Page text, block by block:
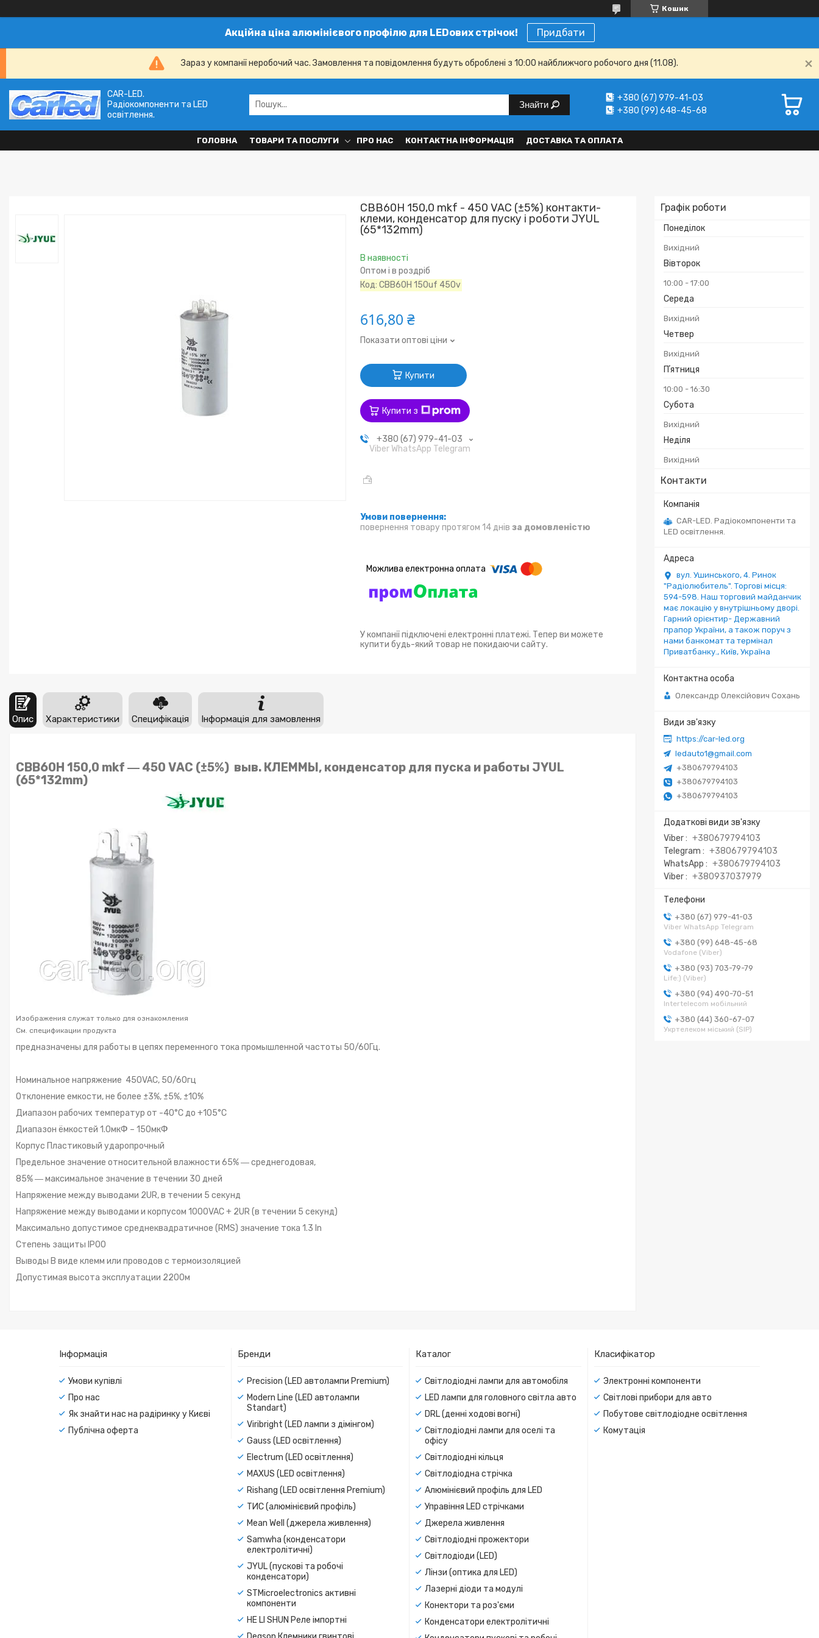
Кошик
Акційна ціна алюмінієвого профілю для LEDових стрічок! Придбати
Зараз у компанії неробочий час. Замовлення та повідомлення будуть оброблені з 10:00 найближчого робочого дня (11.08).
CAR-LED.
Радіокомпоненти та LED
освітлення.
Знайти
+380 (67) 979-41-03
+380 (99) 648-45-68
ГОЛОВНА ТОВАРИ ТА ПОСЛУГИ ПРО НАС КОНТАКТНА ІНФОРМАЦІЯ ДОСТАВКА ТА ОПЛАТА
Графік роботи
Понеділок
Вихідний
Вівторок
10:00 17:00
Середа
Вихідний
Четвер
Вихідний
Пʼятниця
10:00 16:30
Субота
Вихідний
Неділя
Вихідний
Контакти
CAR-LED. Радіокомпоненти та
LED освітлення.
вул. Ушинського, 4. Ринок
"Радіолюбитель". Торгові місця:
594-598. Наш торговий майданчик
має локацію у внутрішньому дворі.
Гарний орієнтир- Державний
прапор України, а також поруч з
нами банкомат та термінал
Приватбанку., Київ, Україна
Олександр Олексійович Сохань
https://car-led.org
ledauto1@gmail.com
+380679794103
+380679794103
+380679794103
Viber
+380679794103
Telegram
+380679794103
WhatsApp
+380679794103
Viber
+380937037979
+380 (67) 979-41-03
Viber WhatsApp Telegram
+380 (99) 648-45-68
Vodafone (Viber)
+380 (93) 703-79-79
Life:) (Viber)
+380 (94) 490-70-51
Intertelecom мобільний
+380 (44) 360-67-07
Укртелеком міський (SIP)
CBB60H 150,0 mkf - 450 VAC (±5%) контакти-
клеми, конденсатор для пуску і роботи JYUL
(65*132mm)
В наявності
Оптом і в роздріб
Код:CBB60H 150uf 450v
616,80 ₴
Показати оптові ціни
Купити
Купити з
+380 (67) 979-41-03
Viber WhatsApp Telegram
повернення товару протягом 14 днів за домовленістю
У компанії підключені електронні платежі. Тепер ви можете
купити будь-який товар не покидаючи сайту.
Опис Характеристики Специфікація Інформація для замовлення
CBB60H 150,0 mkf ― 450 VAC (±5%) выв. КЛЕММЫ, конденсатор для пуска и работы JYUL
(65*132mm)​
Изображения служат только для ознакомления
См. спецификации продукта
предназначены для работы в цепях переменного тока промышленной частоты 50/60Гц.
Номинальное напряжение 450VAC, 50/60гц
Отклонение емкости, не более ±3%, ±5%, ±10%
Диапазон рабочих температур от -40°С до +105°С
Диапазон ёмкостей 1.0мкФ – 150мкФ
Корпус Пластиковый ударопрочный
Предельное значение относительной влажности 65% ― среднегодовая,
85% ― максимальное значение в течении 30 дней
Напряжение между выводами 2UR, в течении 5 секунд
Напряжение между выводами и корпусом 1000VAC + 2UR (в течении 5 секунд)
Максимально допустимое среднеквадратичное (RMS) значение тока 1.3 In
Степень защиты IP00
Выводы В виде клемм или проводов с термоизоляцией
Допустимая высота эксплуатации 2200м
Інформація
Умови купівлі
Про нас
Як знайти нас на радіринку у Києві
Публічна оферта
Бренди
Precision (LED автолампи Premium)
Modern Line (LED автолампи
Standart)
Viribright (LED лампи з дімінгом)
Gauss (LED освітлення)
Electrum (LED освітлення)
MAXUS (LED освітлення)
Rishang (LED освітлення Premium)
ТИС (алюмінієвий профіль)
Mean Well (джерела живлення)
Samwha (конденсатори
електролітичні)
JYUL (пускові та робочі
конденсатори)
STMicroelectronics активні
компоненти
HE LI SHUN Реле імпортні
Каталог
Світлодіодні лампи для автомобіля
LED лампи для головного світла авто
DRL (денні ходові вогні)
Світлодіодні лампи для оселі та
офісу
Світлодіодні кільця
Світлодіодна стрічка
Алюмінієвий профіль для LED
Управіння LED стрічками
Джерела живлення
Світлодіодні прожектори
Світлодіоди (LED)
Лінзи (оптика для LED)
Лазерні діоди та модулі
Конектори та роз'єми
Конденсатори електролітичні
Класифікатор
Электронні компоненти
Світлові прибори для авто
Побутове світлодіодне освітлення
Комутація